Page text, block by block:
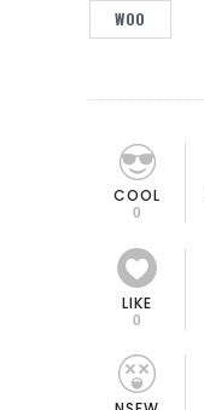
WOO
COOL
0
LIKE
0